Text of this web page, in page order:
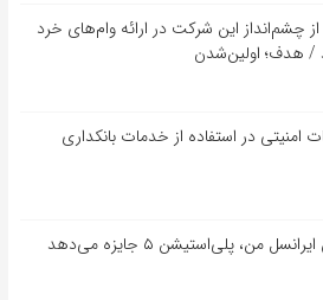
از چشم‌انداز این شرکت در ارائه وام‌های خرد
/ هدف؛ اولین‌شدن
امنیتی در استفاده از خدمات بانکداری
من، پلی‌استیشن ۵ جایزه می‌دهد